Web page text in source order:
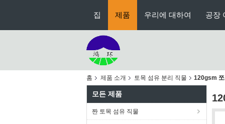
집 제품 우리에 대하여 공장
홈 제품 소개 토목 섬유 분리 직물 120gsm 쪼
모든 제품
짠 토목 섬유 직물